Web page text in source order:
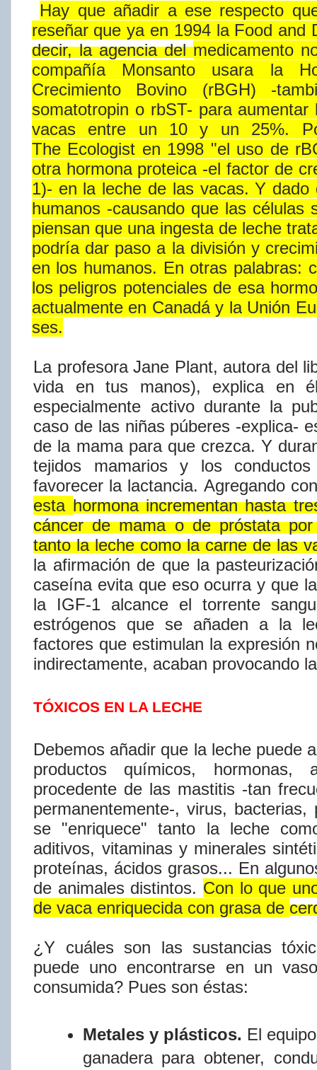
Hay que añadir a ese respecto
reseñar que ya en 1994 la Food and
decir,la agencia del medicamento
compañí​a Monsanto usara la
Crecimiento Bovino (rBGH) -
somatotropin o rbST- para aumentar
vacas
entre un 10 y un 25%.
The Ecologist en 1998 "el uso de
otra hormona proteica -el factor de
1)- en la leche de las vacas. Y dado
humanos -causando que las células
piensan que una ingesta de leche
podrí​a dar paso a la división y
en los humanos. En otras palabras:
los peligros potenciales de esa
actualmente en Canadá y la Unión
ses.
La profesora Jane Plant, autora del
vida
en tus manos), explica en
especialmente activo durante la
caso de las niñas púberes -explica-
de la mama para que crezca. Y
tejidos mamarios y los conductos
favorecer la lactancia. Agregando
esta hormona incrementan hasta
cáncer de mama o de próstata por
tanto la leche como la carne de las
la afirmación de que la
caseí​na evita que eso ocurra y que
la IGF-1 alcance el torrente
estrógenos que se añaden a la
factores que estimulan la expresión
indirectamente, acaban provocando la
TÓXICOS EN LA LECHE
Debemos añadir que la leche puede
productos quí​micos, hormonas,
procedente de las mastitis -tan
permanentemente-, virus, bacterias,
se "enriquece" tanto la leche
aditivos, vitaminas y minerales
proteí​nas, ácidos grasos... En
de animales distintos. Con lo que
de vaca enriquecida con grasa de
¿Y cuáles son las sustancias
puede uno encontrarse en un vaso
consumida? Pues son éstas:
Metales y plásticos. El
ganadera para obtener,